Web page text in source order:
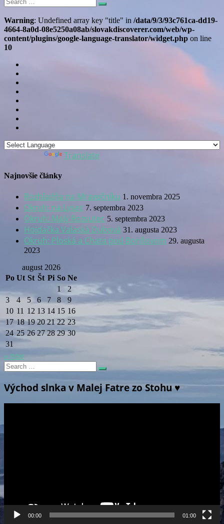
for:
Search
Warning: Undefined array key "title" in /data/9/3/93c761ca-dd19-
4664-8a0d-08e5250a08ab/slovakdiscoverer.com/web/wp-
content/plugins/google-language-translator/widget.php on line
10
Translate
Najnovšie články
Rozhľadňa na Mravečníku 1. novembra 2025
Okruh: na Lysec 7. septembra 2023
Okruh: Malý Rozsutec 5. septembra 2023
Hojdačka Valaská Dubová 31. augusta 2023
Okruh: Ploská a Chata pod Borišovom 29. augusta
2023
august 2026
Po Ut St Št Pi So Ne
1
2
3
4 5 6 7 8
9
10 11 12 13 14 15 16
17 18 19 20 21 22 23
24 25 26 27 28 29 30
31
« nov
Search
for:
Search
Východ slnka v Malej Fatre zo Stohu ♥
00:00 01:00